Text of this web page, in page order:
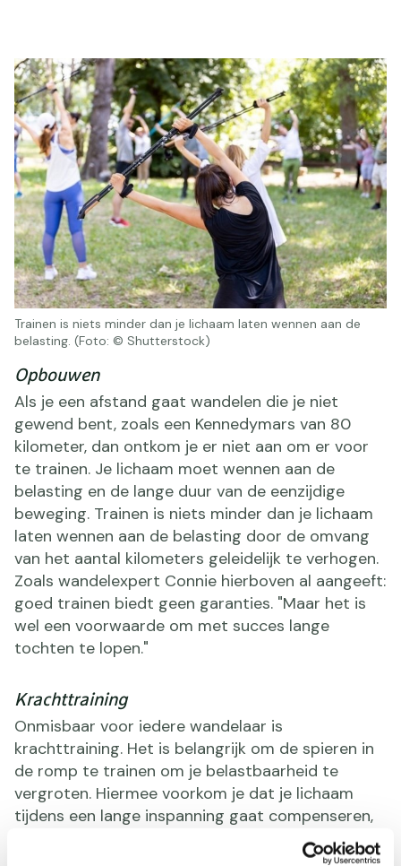
Opbouwen
Als je een afstand gaat wandelen die je niet
gewend bent, zoals een Kennedymars van 80
kilometer, dan ontkom je er niet aan om er voor
te trainen. Je lichaam moet wennen aan de
belasting en de lange duur van de eenzijdige
beweging. Trainen is niets minder dan je lichaam
laten wennen aan de belasting door de omvang
van het aantal kilometers geleidelijk te verhogen.
Zoals wandelexpert Connie hierboven al aangeeft:
goed trainen biedt geen garanties. "Maar het is
wel een voorwaarde om met succes lange
tochten te lopen."
Trainen is niets minder dan je lichaam laten wennen aan de
belasting. (Foto: © Shutterstock)
Krachttraining
Onmisbaar voor iedere wandelaar is
krachttraining. Het is belangrijk om de spieren in
de romp te trainen om je belastbaarheid te
vergroten. Hiermee voorkom je dat je lichaam
tijdens een lange inspanning gaat compenseren,
wat uiteindelijk kan leiden tot bijvoorbeeld scheef